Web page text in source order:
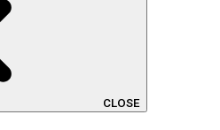
CLOSE